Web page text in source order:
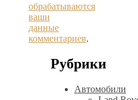
обрабатываются
ваши
данные
комментариев.
Рубрики
Автомобили